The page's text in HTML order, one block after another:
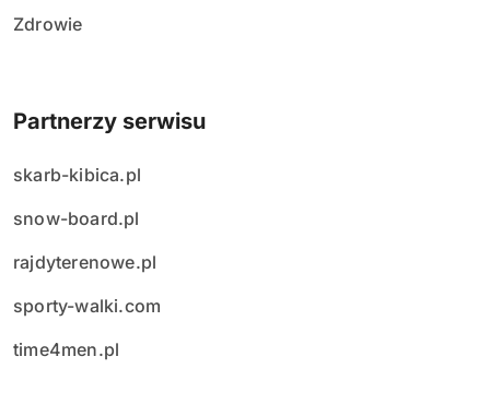
Zdrowie
Partnerzy serwisu
skarb-kibica.pl
snow-board.pl
rajdyterenowe.pl
sporty-walki.com
time4men.pl